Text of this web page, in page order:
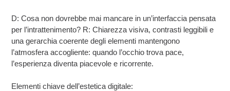
D: Cosa non dovrebbe mai mancare in un’interfaccia pensata
per l’intrattenimento? R: Chiarezza visiva, contrasti leggibili e
una gerarchia coerente degli elementi mantengono
l’atmosfera accogliente: quando l’occhio trova pace,
l’esperienza diventa piacevole e ricorrente.
Elementi chiave dell’estetica digitale: